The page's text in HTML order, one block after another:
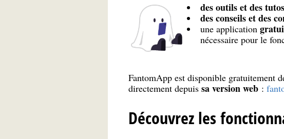
des outils et des tutos
des conseils et des
une application
nécessaire pour le
FantomApp est disponible gratuitement
directement depuissa version web:
Découvrez les